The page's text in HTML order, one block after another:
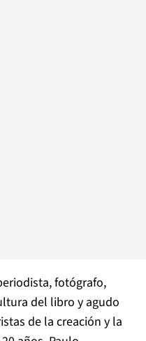
fotógrafo,
del libro y agudo
de la creación y la